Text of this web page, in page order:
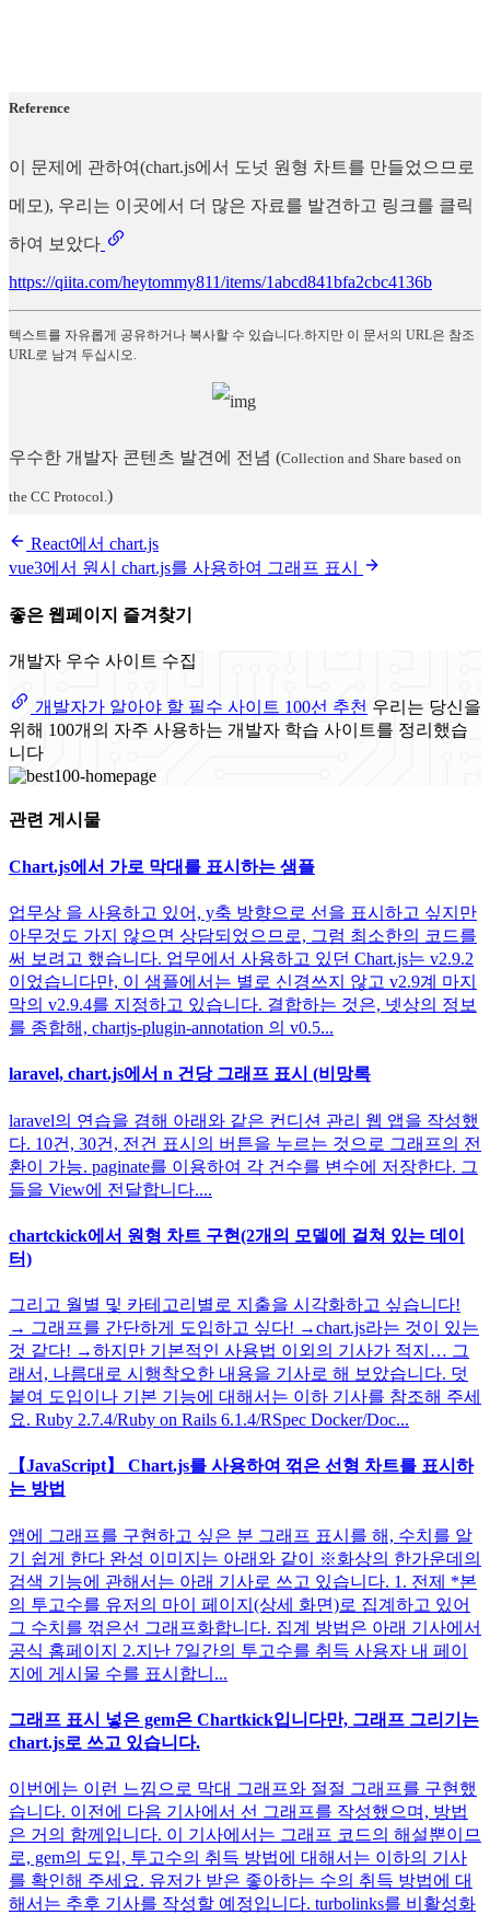
Reference
이 문제에 관하여(chart.js에서 도넛 원형 차트를 만들었으므로
메모), 우리는 이곳에서 더 많은 자료를 발견하고 링크를 클릭
하여 보았다
https://qiita.com/heytommy811/items/1abcd841bfa2cbc4136b
텍스트를 자유롭게 공유하거나 복사할 수 있습니다.하지만 이 문서의 URL은 참조
URL로 남겨 두십시오.
우수한 개발자 콘텐츠 발견에 전념 (Collection and Share based on
the CC Protocol.)
React에서 chart.js
vue3에서 원시 chart.js를 사용하여 그래프 표시
좋은 웹페이지 즐겨찾기
개발자 우수 사이트 수집
개발자가 알아야 할 필수 사이트 100선 추천 우리는 당신을
위해 100개의 자주 사용하는 개발자 학습 사이트를 정리했습
니다
관련 게시물
Chart.js에서 가로 막대를 표시하는 샘플
업무상 을 사용하고 있어, y축 방향으로 선을 표시하고 싶지만
아무것도 가지 않으면 상담되었으므로, 그럼 최소한의 코드를
써 보려고 했습니다. 업무에서 사용하고 있던 Chart.js는 v2.9.2
이었습니다만, 이 샘플에서는 별로 신경쓰지 않고 v2.9계 마지
막의 v2.9.4를 지정하고 있습니다. 결합하는 것은, 넷상의 정보
를 종합해, chartjs-plugin-annotation 의 v0.5...
laravel, chart.js에서 n 건당 그래프 표시 (비망록
laravel의 연습을 겸해 아래와 같은 컨디션 관리 웹 앱을 작성했
다. 10건, 30건, 전건 표시의 버튼을 누르는 것으로 그래프의 전
환이 가능. paginate를 이용하여 각 건수를 변수에 저장한다. 그
들을 View에 전달합니다....
chartckick에서 원형 차트 구현(2개의 모델에 걸쳐 있는 데이
터)
그리고 월별 및 카테고리별로 지출을 시각화하고 싶습니다!
→ 그래프를 간단하게 도입하고 싶다! →chart.js라는 것이 있는
것 같다! →하지만 기본적인 사용법 이외의 기사가 적지… 그
래서, 나름대로 시행착오한 내용을 기사로 해 보았습니다. 덧
붙여 도입이나 기본 기능에 대해서는 이하 기사를 참조해 주세
요. Ruby 2.7.4/Ruby on Rails 6.1.4/RSpec Docker/Doc...
【JavaScript】 Chart.js를 사용하여 꺾은 선형 차트를 표시하
는 방법
앱에 그래프를 구현하고 싶은 분 그래프 표시를 해, 수치를 알
기 쉽게 한다 완성 이미지는 아래와 같이 ※화상의 한가운데의
검색 기능에 관해서는 아래 기사로 쓰고 있습니다. 1. 전제 *본
의 투고수를 유저의 마이 페이지(상세 화면)로 집계하고 있어
그 수치를 꺾은선 그래프화합니다. 집계 방법은 아래 기사에서
공식 홈페이지 2.지난 7일간의 투고수를 취득 사용자 내 페이
지에 게시물 수를 표시합니...
그래프 표시 넣은 gem은 Chartkick입니다만, 그래프 그리기는
chart.js로 쓰고 있습니다.
이번에는 이런 느낌으로 막대 그래프와 절절 그래프를 구현했
습니다. 이전에 다음 기사에서 선 그래프를 작성했으며, 방법
은 거의 함께입니다. 이 기사에서는 그래프 코드의 해설뿐이므
로, gem의 도입, 투고수의 취득 방법에 대해서는 이하의 기사
를 확인해 주세요. 유저가 받은 좋아하는 수의 취득 방법에 대
해서는 추후 기사를 작성할 예정입니다. turbolinks를 비활성화